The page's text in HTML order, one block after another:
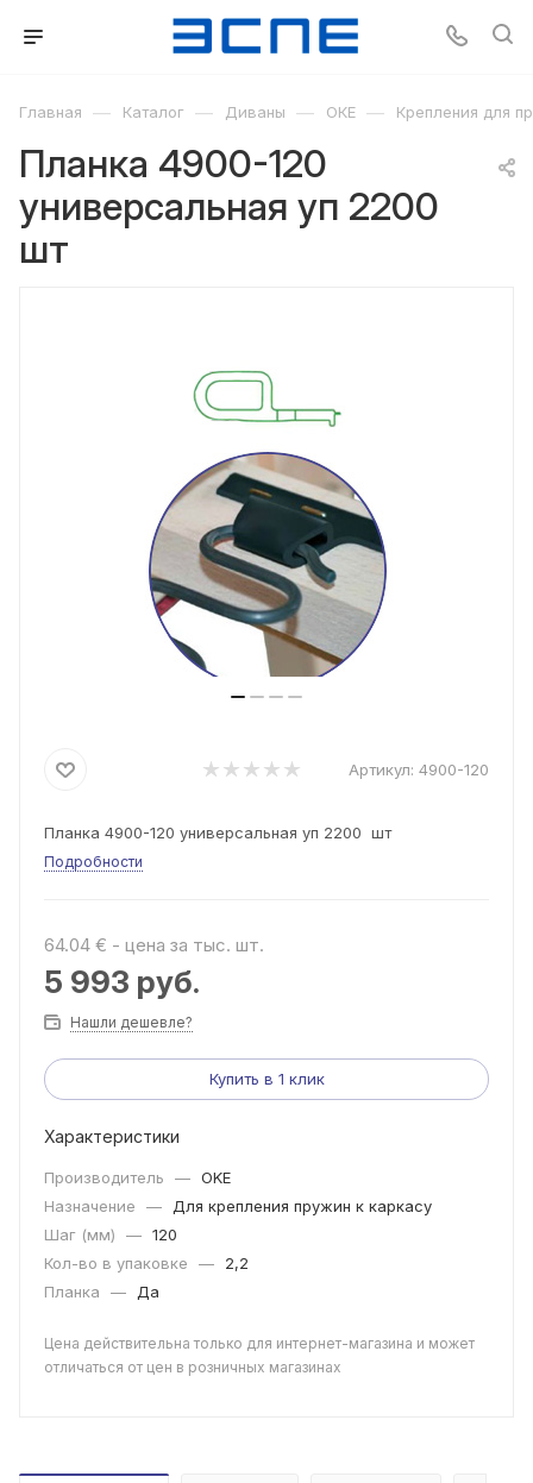
Главная — Каталог — Диваны — ОКЕ — Крепления для
Планка 4900-120
универсальная уп 2200
шт
Артикул: 4900-120
Планка 4900-120 универсальная уп 2200 шт
Подробности
64.04 € - цена за тыс. шт.
5 993 руб.
Нашли дешевле?
Купить в 1 клик
Характеристики
Производитель — OKE
Назначение
—
Для крепления пружин к каркасу
Шаг (мм)
— 120
Кол-во в упаковке
—
2,2
Планка
— Да
Цена действительна только для интернет-магазина и может
отличаться от цен в розничных магазинах